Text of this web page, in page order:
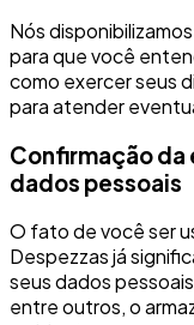
Nós
para que você
como exercer seus
para atender
Confirmação
dados pessoais
O fato de você ser
Despezzas já
seus dados
entre outros, o